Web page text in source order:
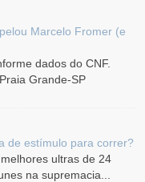
Marcelo Fromer (e
dados do CNF.
Grande-SP
de estímulo para correr?
ultras de 24
na supremacia...